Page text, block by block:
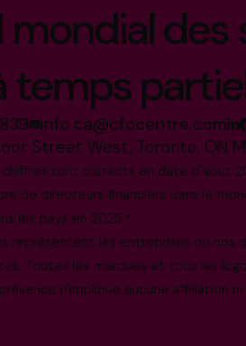
mondial
temps
info.ca@cfocentre.com
Street West, Toronto, ON
sont corrects en date d'août
de directeurs financiers dans le
les pays en 2025.*
représentent les entreprises où
Toutes les marques et tous les
n'implique aucune affiliation